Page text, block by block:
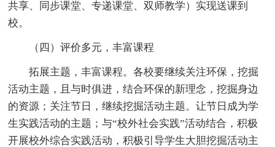
共享、同步课堂、专递课堂、双师教学）实现送课到
校。
（四）评价多元，丰富课程
拓展主题，丰富课程。各校要继续关注环保，挖掘
活动主题，且与时俱进，结合环保的新理念，挖掘身边
的资源；关注节日，继续挖掘活动主题。让节日成为学
生实践活动的主题；与“校外社会实践”活动结合，积极
开展校外综合实践活动，积极引导学生大胆挖掘活动主